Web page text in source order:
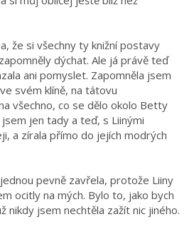
že si všechny ty knižní postavy
dýchat. Ale já právě teď
ani pomyslet. Zapomněla jsem
svém klíně, na tátovu
všechno, co se dělo okolo Betty
jen tady a teď, s Liinými
a zírala přímo do jejích modrých
pevně zavřela, protože Liiny
ocitly na mých. Bylo to, jako bych
nikdy jsem nechtěla zažít nic jiného.